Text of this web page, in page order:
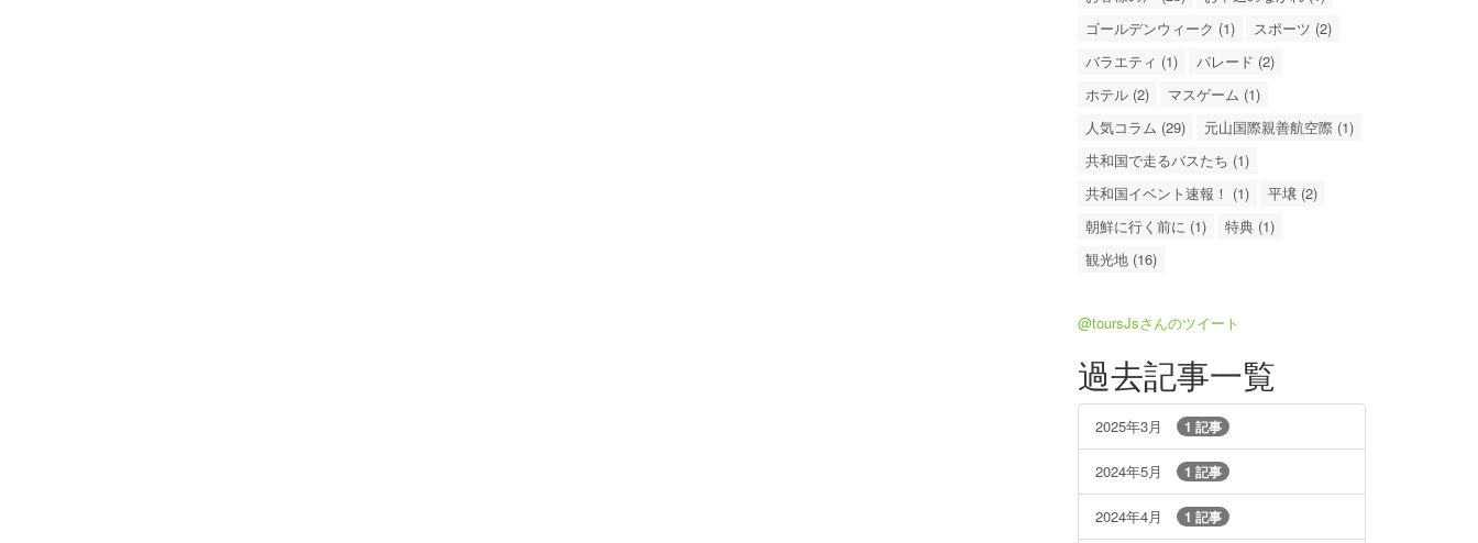
ゴールデンウィーク (1)
スポーツ (2)
バラエティ (1)
パレード (2)
ホテル (2)
マスゲーム (1)
人気コラム (29)
元山国際親善航空際 (1)
共和国で走るバスたち (1)
共和国イベント速報！ (1)
平壌 (2)
朝鮮に行く前に (1)
特典 (1)
観光地 (16)
@toursJsさんのツイート
過去記事一覧
2025年3月 1 記事
2024年5月 1 記事
2024年4月 1 記事